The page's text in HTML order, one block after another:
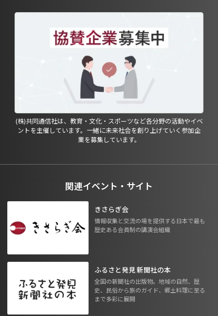
(株)共同通信社は、教育・文化・スポーツなど各分野の活動やイベ
ントを主催しています。一緒に未来社会を創り上げていく参加企
業を募集しています。
関連イベント・サイト
きさらぎ会
情報収集と交流の場を提供する日本で最も
歴史ある会員制の講演会組織
ふるさと発見 新聞社の本
全国の新聞社の出版物。地域の自然、歴
史、民俗から旅のガイド、郷土料理に至る
まで多彩に展開